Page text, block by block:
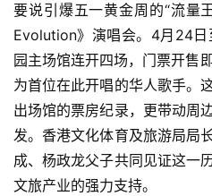
要说引爆五一黄金周的“流量
Evolution》演唱会。4月24
园主场馆连开四场，门票开售
为首位在此开唱的华人歌手。
出场馆的票房纪录，更带动周
发。香港文化体育及旅游局局
成、杨政龙父子共同见证这一
文旅产业的强力支持。